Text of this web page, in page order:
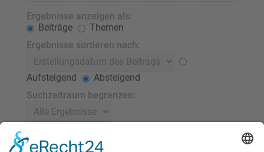
Ergebnisse anzeigen als:
Beiträge
Themen
Ergebnisse sortieren nach:
Aufsteigend
Absteigend
Suchzeitraum begrenzen:
Stelle 0 als Wert ein, damit der komplette Beitrag